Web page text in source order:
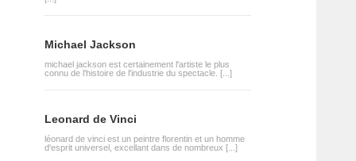
Michael Jackson
michael jackson est certainement l'artiste le plus
connu de l'histoire de l'industrie du spectacle. [...]
Leonard de Vinci
léonard de vinci est un peintre florentin et un homme
d'esprit universel, excellant dans de nombreux [...]